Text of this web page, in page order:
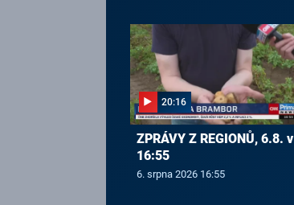
20:16
ZPRÁVY Z REGIONŮ, 6.8. v
16:55
6. srpna 2026 16:55